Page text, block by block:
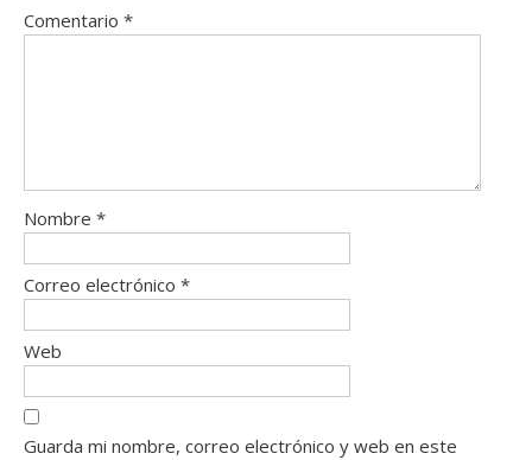
Comentario *
Nombre *
Correo electrónico *
Web
Guarda mi nombre, correo electrónico y web en este